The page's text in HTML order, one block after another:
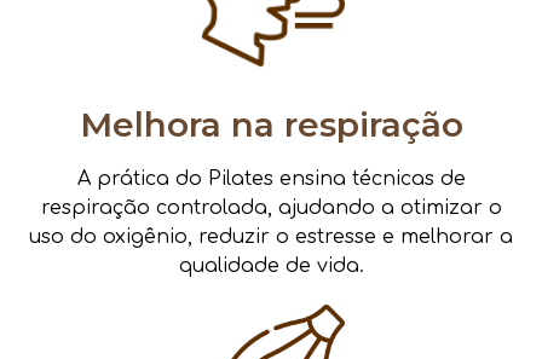
Melhora na respiração
A prática do Pilates ensina técnicas de
respiração controlada, ajudando a otimizar o
uso do oxigênio, reduzir o estresse e melhorar a
qualidade de vida.